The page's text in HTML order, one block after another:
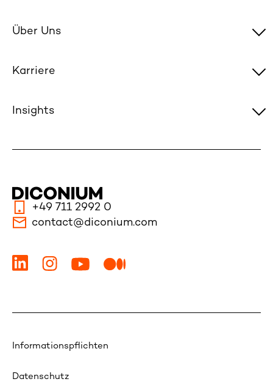
Über Uns
Karriere
Insights
+49 711 2992 0
contact@diconium.com
Informationspflichten
Datenschutz